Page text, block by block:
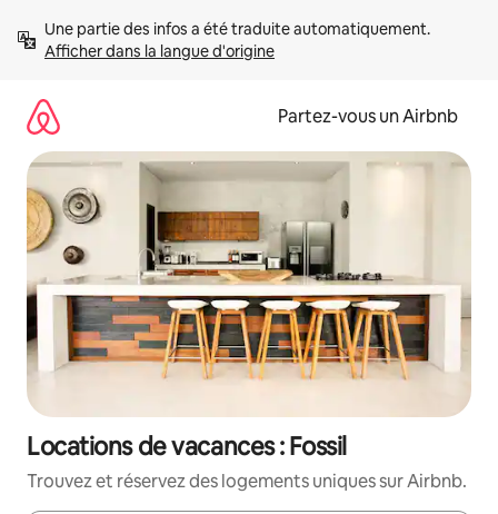
directement
Afficher dans la langue d'origine
Partez-vous un Airbnb
Locations de vacances : Fossil
Trouvez et réservez des logements uniques sur Airbnb.